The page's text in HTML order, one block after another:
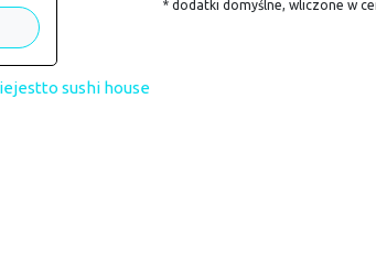
* dodatki domyślne, wliczone w
sushi house